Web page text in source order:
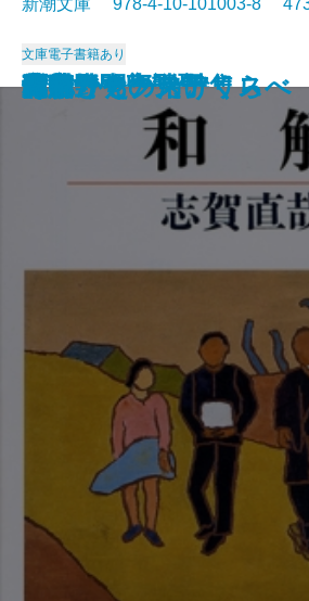
猟銃・闘牛
ヴェルレーヌ詩集
草枕
斜陽
高村光太郎詩集
歌行燈・高野聖
土
真実一路
老妓抄
坊っちゃん
文庫電子書籍あり
和解
ヰタ・セクスアリス
出家とその弟子
にごりえ・たけくらべ
武蔵野
白痴
青年
雁
それから
門